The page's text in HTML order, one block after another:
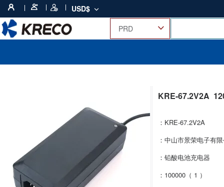
USD$
KRE-67.2V2A
：KRE-67.2V2A
：中山市景荣电子有
：铅酸电池充电器
：100000（ 1 ）